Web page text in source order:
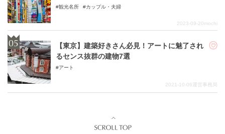
観光名所 カップル・夫婦
2023-09-20mochi
【東京】建築好きさん必見！アートに魅了され
るセンス抜群の建物7選
アート
2021-10-06運営事務局